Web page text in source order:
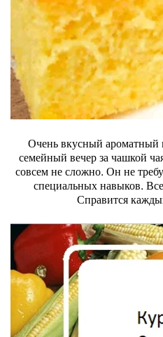
Очень вкусный ароматный
семейный вечер за чашкой
совсем не сложно. Он не
специальных навыков.
Справится